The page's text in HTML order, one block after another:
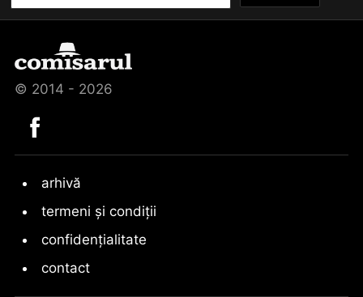
© 2014 - 2026
arhivă
termeni și condiții
confidențialitate
contact